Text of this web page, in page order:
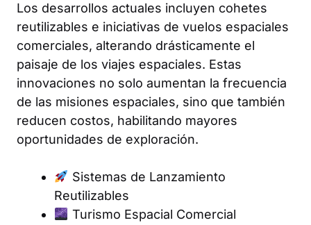
Los desarrollos actuales incluyen cohetes
reutilizables e iniciativas de vuelos espaciales
comerciales, alterando drásticamente el
paisaje de los viajes espaciales. Estas
innovaciones no solo aumentan la frecuencia
de las misiones espaciales, sino que también
reducen costos, habilitando mayores
oportunidades de exploración.
Sistemas de Lanzamiento
Reutilizables
Turismo Espacial Comercial